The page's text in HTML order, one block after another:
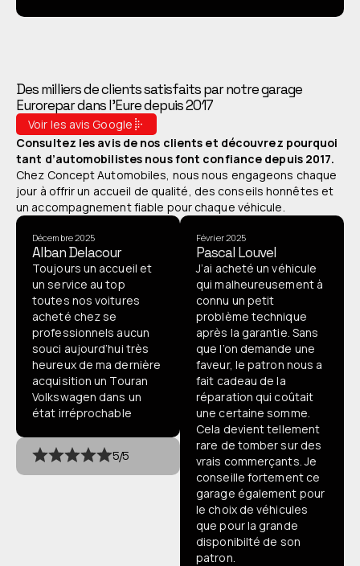
Décembre 2025
Alban Delacour
Toujours un accueil et
un service au top
toutes nos voitures
acheté chez se
professionnels aucun
souci aujourd’hui très
heureux de ma dernière
acquisition un Touran
Volkswagen dans un
état irréprochable
5/5
Février 2025
Pascal Louvel
J’ai acheté un véhicule
qui malheureusement à
connu un petit
problème technique
après la garantie. Sans
que l’on demande une
faveur, le patron nous a
fait cadeau de la
réparation qui coûtait
une certaine somme.
Cela devient tellement
rare de tomber sur des
vrais commerçants. Je
conseille fortement ce
garage également pour
le choix de véhicules
que pour la grande
disponibilté de son
patron.
Des milliers de clients satisfaits par notre garage
Eurorepar dans l’Eure depuis 2017
Voir les avis Google
Consultez les avis de nos clients et découvrez pourquoi
tant d’automobilistes nous font confiance depuis 2017.
Chez Concept Automobiles, nous nous engageons chaque
jour à offrir un accueil de qualité, des conseils honnêtes et
un accompagnement fiable pour chaque véhicule.